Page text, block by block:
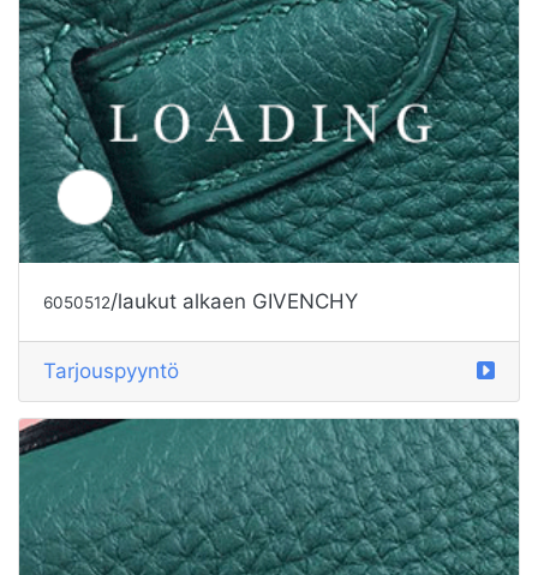
/laukut alkaen MUOTI YLELLISYYTTÄ
Tarjouspyyntö